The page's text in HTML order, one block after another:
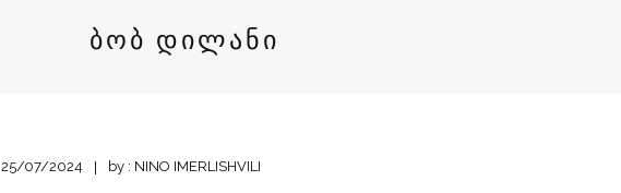
ᲑᲝᲑ ᲓᲘᲚᲐᲜᲘ
25/07/2024 by : NINO IMERLISHVILI